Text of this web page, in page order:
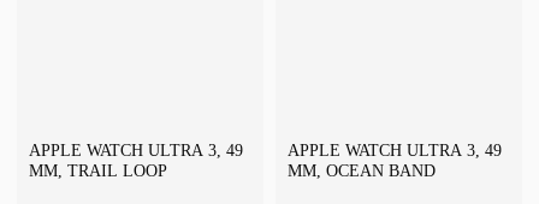
APPLE WATCH ULTRA 3, 49
ММ, TRAIL LOOP
APPLE WATCH ULTRA 3, 49
ММ, OCEAN BAND